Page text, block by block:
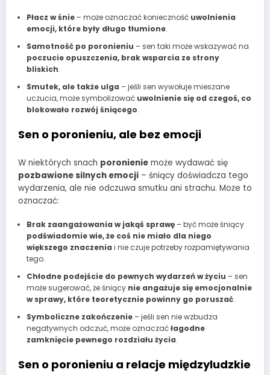
Płacz w śnie– może oznaczać konieczność uwolnienia
emocji, które były długo tłumione.
Samotność po poronieniu – sen taki może wskazywać na
poczucie opuszczenia, brak wsparcia ze strony
bliskich.
Smutek, ale także ulga – jeśli sen wywołuje mieszane
uczucia, może symbolizować uwolnienie się od czegoś, co
blokowało rozwój śniącego.
Sen o poronieniu, ale bez emocji
W niektórych snach poronienie może wydawać się
pozbawione silnych emocji – śniący doświadcza tego
wydarzenia, ale nie odczuwa smutku ani strachu. Może to
oznaczać:
Brak zaangażowania w jakąś sprawę– być może śniący
podświadomie wie, że coś nie miało dla niego
większego znaczenia i nie czuje potrzeby rozpamiętywania
tego.
Chłodne podejście do pewnych wydarzeń w życiu – sen
może sugerować, że śniący nie angażuje się emocjonalnie
w sprawy, które teoretycznie powinny go poruszać.
Symboliczne zakończenie– jeśli sen nie wzbudza
negatywnych odczuć, może oznaczaćłagodne
zamknięcie pewnego rozdziału życia.
Sen o poronieniu a relacje międzyludzkie